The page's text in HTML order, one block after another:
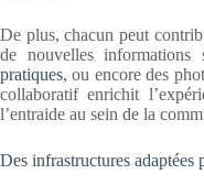
De plus, chacun peut
de nouvelles informations
pratiques, ou encore des
collaboratif enrichit
l’entraide au sein de la
Des infrastructures adaptées